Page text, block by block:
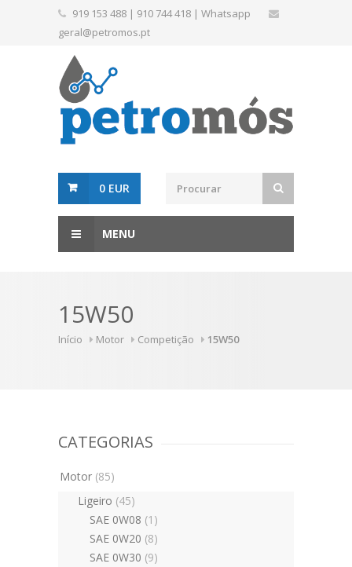
919 153 488 | 910 744 418 | Whatsapp
geral@petromos.pt
0 EUR
MENU
15W50
Início Motor Competição 15W50
CATEGORIAS
Motor (85)
Ligeiro (45)
SAE 0W08 (1)
SAE 0W20 (8)
SAE 0W30 (9)